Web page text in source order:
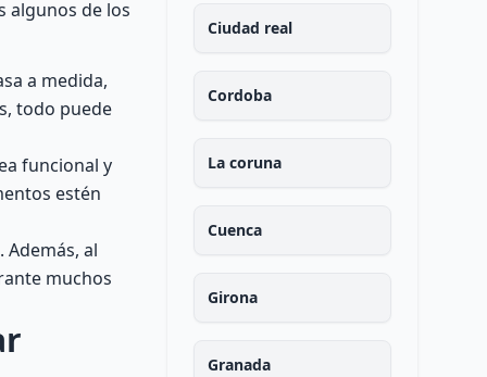
algunos de los
a medida,
todo puede
funcional y
estén
al
muchos
Ciudad real
Cordoba
La coruna
Cuenca
Girona
Granada